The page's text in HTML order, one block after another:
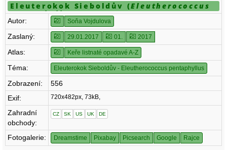
Eleuterokok Sieboldův (Eleutherococcus
pentaphyllus)
Autor: Soňa Vojdulova
Zaslaný: 29.01.2017 01. 2017
Atlas: Keře listnaté opadavé A-Z
Téma: Eleuterokok Sieboldův - Eleutherococcus pentaphyllus
Zobrazení:
556
Exif:
720x482px, 73kB,
Zahradní
obchody:
CZ SK US UK DE
Fotogalerie: Dreamstime Pixabay Picsearch Google Rajce